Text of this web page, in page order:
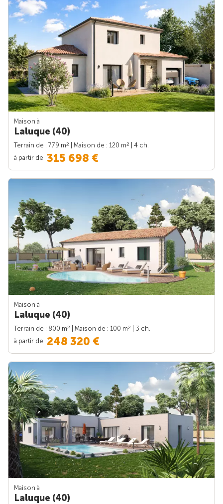
Maison à
Laluque (40)
Terrain de : 779 m2 | Maison de : 120 m2
| 4 ch.
à partir de 315 698 €
Maison à
Laluque (40)
Terrain de : 800 m2 | Maison de : 100 m2
| 3 ch.
à partir de 248 320 €
Maison à
Laluque (40)